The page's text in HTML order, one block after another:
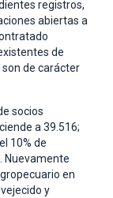
registros,
abiertas a
de
son de carácter
socios
a 39.516;
10% de
Nuevamente
en
y